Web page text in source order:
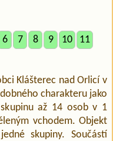
6 7 8 9 10
11
Klášterec nad Orlicí v
charakteru jako
až 14 osob v 1
vchodem. Objekt
skupiny. Součástí